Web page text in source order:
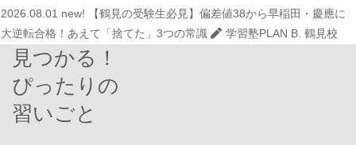
2026.08.01 new!
【鶴見の受験生必見】偏差値38から早稲田・慶應に
大逆転合格！あえて「捨てた」3つの常識
学習塾PLAN B. 鶴見校
2026.08.01 new! 心を育てる時間は今！1歳2歳
2026.07.29
new! 【第24回ファミリードーム杯小学生軟式野球大会】
JPCスポーツ教室 山形店
2026.07.22 情操教育ってつまり何？
見つかる！
ぴったりの
習いごと